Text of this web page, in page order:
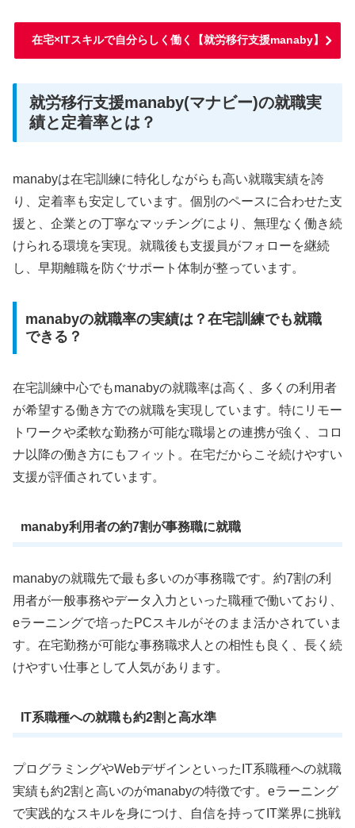
在宅×ITスキルで自分らしく働く【就労移行支援manaby】
就労移行支援manaby(マナビー)の就職実
績と定着率とは？
manabyは在宅訓練に特化しながらも高い就職実績を誇
り、定着率も安定しています。個別のペースに合わせた支
援と、企業との丁寧なマッチングにより、無理なく働き続
けられる環境を実現。就職後も支援員がフォローを継続
し、早期離職を防ぐサポート体制が整っています。
manabyの就職率の実績は？在宅訓練でも就職
できる？
在宅訓練中心でもmanabyの就職率は高く、多くの利用者
が希望する働き方での就職を実現しています。特にリモー
トワークや柔軟な勤務が可能な職場との連携が強く、コロ
ナ以降の働き方にもフィット。在宅だからこそ続けやすい
支援が評価されています。
manaby利用者の約7割が事務職に就職
manabyの就職先で最も多いのが事務職です。約7割の利
用者が一般事務やデータ入力といった職種で働いており、
eラーニングで培ったPCスキルがそのまま活かされていま
す。在宅勤務が可能な事務職求人との相性も良く、長く続
けやすい仕事として人気があります。
IT系職種への就職も約2割と高水準
プログラミングやWebデザインといったIT系職種への就職
実績も約2割と高いのがmanabyの特徴です。eラーニング
で実践的なスキルを身につけ、自信を持ってIT業界に挑戦